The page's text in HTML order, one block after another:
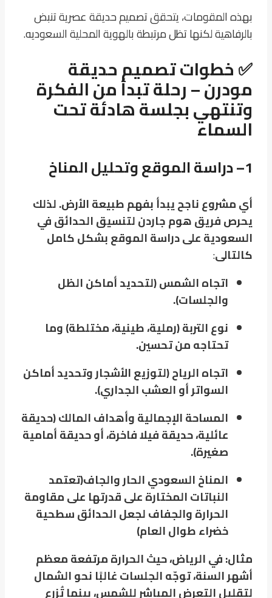
بهذه المقومات، يتحقق تصميم حديقة عصرية تنبض
بالرفاهية لكنها تظل مرتبطة بالهوية المحلية السعوديه.
✅ خطوات تصميم حديقة
مودرن – رحلة تبدأ من الفكرة
وتنتهي بجلسة هادئة تحت
السماء
1
–دراسة الموقع وتحليل المناخ
أي مشروع ناجح يبدأ بفهم طبيعة الأرض. لذلك
يحرص فريق هوم جاردن لتنسيق الحدائق في
السعودية على دراسة الموقع بشكل كامل
كالتالى:
اتجاه الشمس (لتحديد أماكن الظل
والجلسات).
نوع التربة (رملية، طينية، مختلطة) وما
تحتاجه من تحسين.
اتجاه الرياح (لتوزيع الأشجار وتحديد أماكن
السواتر أو العشب الجداري).
المساحة الإجمالية وأهداف المالك (حديقة
عائلية، حديقة فيلا فاخرة، أو حديقة أمامية
صغيرة).
المناخ السعودي الحار والجاف(تعتمد
النباتات المختارة على قدرتها على مقاومة
الحرارة والجفاف لجعل الحدائق سطحية
خضراء طوال العام)
مثال: في الرياض، حيث الحرارة مرتفعة معظم
أشهر السنة، توجّه الجلسات غالبًا نحو الشمال
لتقليل التعرض المباشر للشمس، بينما تُزرع